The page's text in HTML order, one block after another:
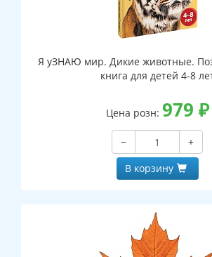
Я уЗНАЮ мир. Дикие животные.
книга для детей 4-8
Цена розн: 979 ₽
−
+
В корзину